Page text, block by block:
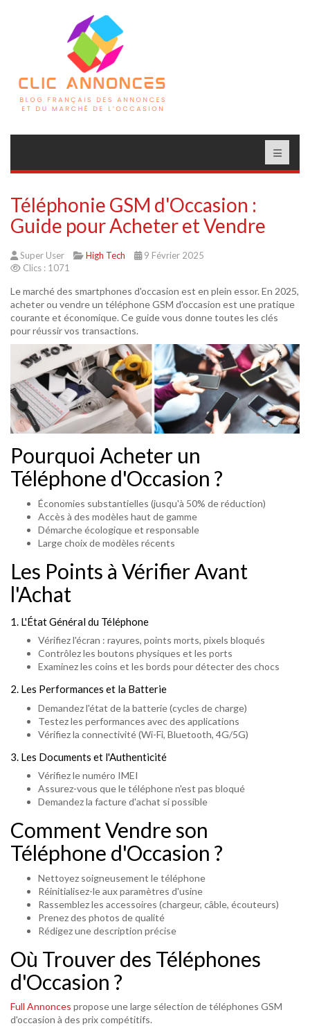
Téléphonie GSM d'Occasion :
Guide pour Acheter et Vendre
Super User High Tech
9 Février 2025
Clics : 1071
Le marché des smartphones d'occasion est en plein essor. En 2025,
acheter ou vendre un téléphone GSM d'occasion est une pratique
courante et économique. Ce guide vous donne toutes les clés
pour réussir vos transactions.
Pourquoi Acheter un
Téléphone d'Occasion ?
Économies substantielles (jusqu'à 50% de réduction)
Accès à des modèles haut de gamme
Démarche écologique et responsable
Large choix de modèles récents
Les Points à Vérifier Avant
l'Achat
1. L'État Général du Téléphone
Vérifiez l'écran : rayures, points morts, pixels bloqués
Contrôlez les boutons physiques et les ports
Examinez les coins et les bords pour détecter des chocs
2. Les Performances et la Batterie
Demandez l'état de la batterie (cycles de charge)
Testez les performances avec des applications
Vérifiez la connectivité (Wi-Fi, Bluetooth, 4G/5G)
3. Les Documents et l'Authenticité
Vérifiez le numéro IMEI
Assurez-vous que le téléphone n'est pas bloqué
Demandez la facture d'achat si possible
Comment Vendre son
Téléphone d'Occasion ?
Nettoyez soigneusement le téléphone
Réinitialisez-le aux paramètres d'usine
Rassemblez les accessoires (chargeur, câble, écouteurs)
Prenez des photos de qualité
Rédigez une description précise
Où Trouver des Téléphones
d'Occasion ?
Full Annonces propose une large sélection de téléphones GSM
d'occasion à des prix compétitifs.